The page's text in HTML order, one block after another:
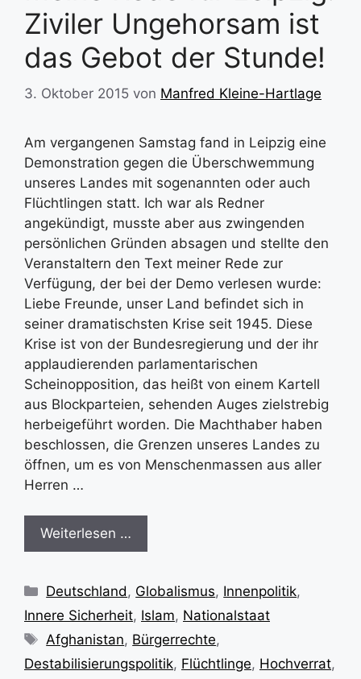
Ziviler Ungehorsam ist
das Gebot der Stunde!
3. Oktober 2015 von Manfred Kleine-Hartlage
Am vergangenen Samstag fand in Leipzig eine
Demonstration gegen die Überschwemmung
unseres Landes mit sogenannten oder auch
Flüchtlingen statt. Ich war als Redner
angekündigt, musste aber aus zwingenden
persönlichen Gründen absagen und stellte den
Veranstaltern den Text meiner Rede zur
Verfügung, der bei der Demo verlesen wurde:
Liebe Freunde, unser Land befindet sich in
seiner dramatischsten Krise seit 1945. Diese
Krise ist von der Bundesregierung und der ihr
applaudierenden parlamentarischen
Scheinopposition, das heißt von einem Kartell
aus Blockparteien, sehenden Auges zielstrebig
herbeigeführt worden. Die Machthaber haben
beschlossen, die Grenzen unseres Landes zu
öffnen, um es von Menschenmassen aus aller
Herren …
Weiterlesen …
Kategorien
Deutschland, Globalismus, Innenpolitik,
Innere Sicherheit, Islam, Nationalstaat
Schlagwörter
Afghanistan, Bürgerrechte,
Destabilisierungspolitik, Flüchtlinge, Hochverrat,